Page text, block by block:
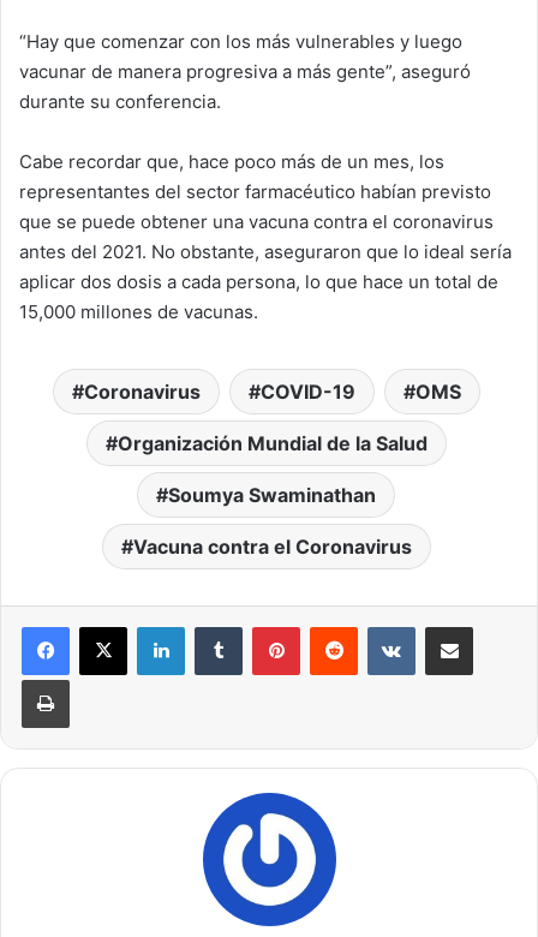
“Hay que comenzar con los más vulnerables y luego
vacunar de manera progresiva a más gente”, aseguró
durante su conferencia.
Cabe recordar que, hace poco más de un mes, los
representantes del sector farmacéutico habían previsto
que se puede obtener una vacuna contra el coronavirus
antes del 2021. No obstante, aseguraron que lo ideal sería
aplicar dos dosis a cada persona, lo que hace un total de
15,000 millones de vacunas.
Coronavirus COVID-19 OMS
Organización Mundial de la Salud
Soumya Swaminathan
Vacuna contra el Coronavirus
LinkedInTumblr PinterestReddit VKontakteCompartir por correo
Imprimir